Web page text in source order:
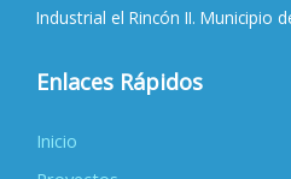
Industrial el Rincón II. Municipio
Enlaces Rápidos
Inicio